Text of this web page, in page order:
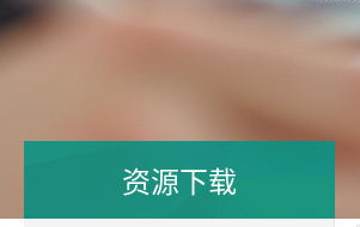
资源下载